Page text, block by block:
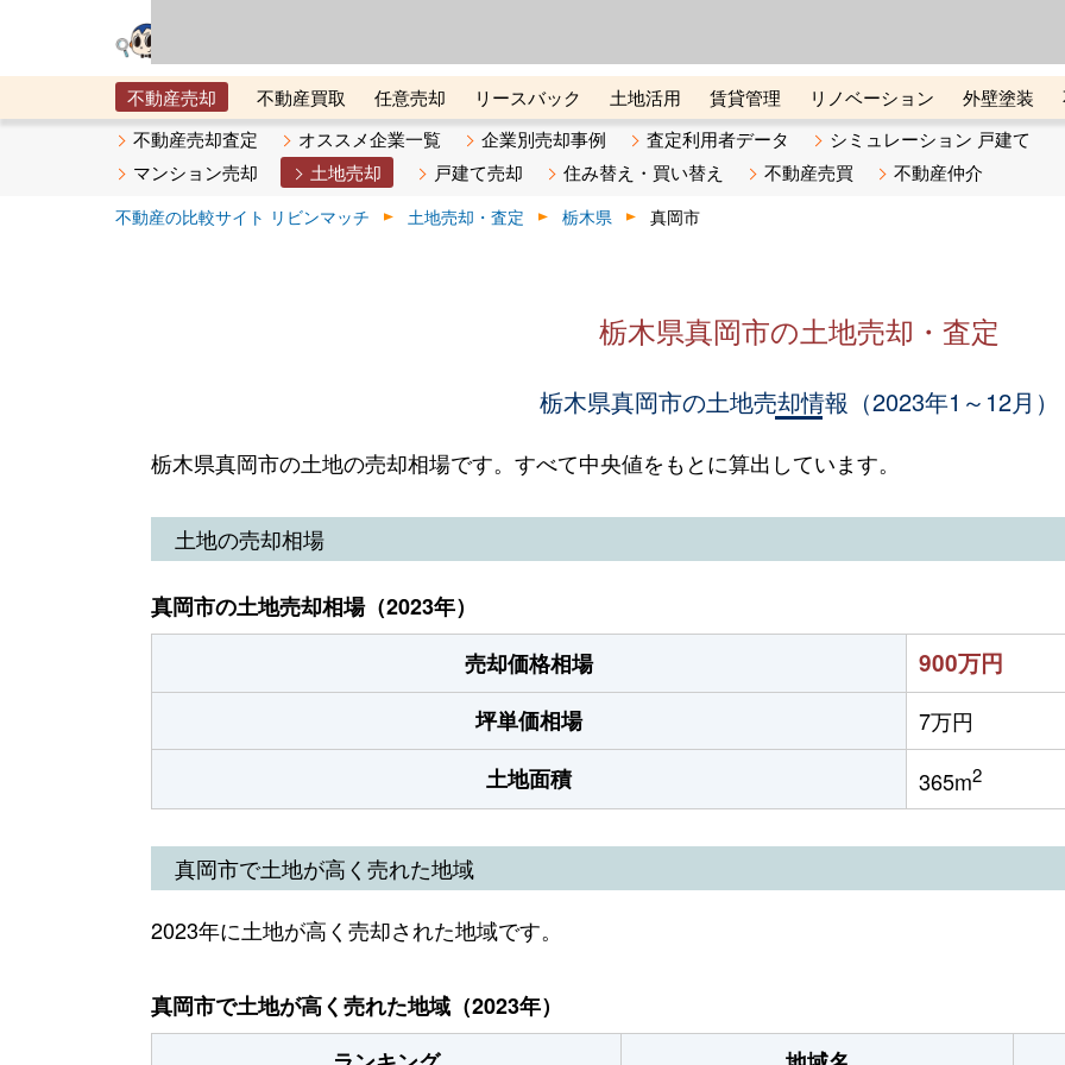
不動産売却 不動産買取 任意売却 リースバック 土地活用 賃貸管理 リノベーション 外壁塗装
メタ住宅展示場
ベスト不動産カンパニー オンライン講座 リビンマガジンBiz 不動産売却ご相談デスク
不動産売却査定 オススメ企業一覧 企業別売却事例 査定利用者データ
シミュレーション 戸建て
マンション売却
土地売却 戸建て売却 住み替え・買い替え 不動産売買 不動産仲介
不動産の比較サイト リビンマッチ 土地売却・査定 栃木県 真岡市
栃木県真岡市の土地売却・査定
栃木県真岡市の土地売却情報（2023年1～12月）
栃木県真岡市の土地の売却相場です。すべて中央値をもとに算出しています。
土地の売却相場
真岡市の土地売却相場（2023年）
売却価格相場
900万円
坪単価相場
7万円
土地面積
365m2
真岡市で土地が高く売れた地域
2023年に土地が高く売却された地域です。
真岡市で土地が高く売れた地域（2023年）